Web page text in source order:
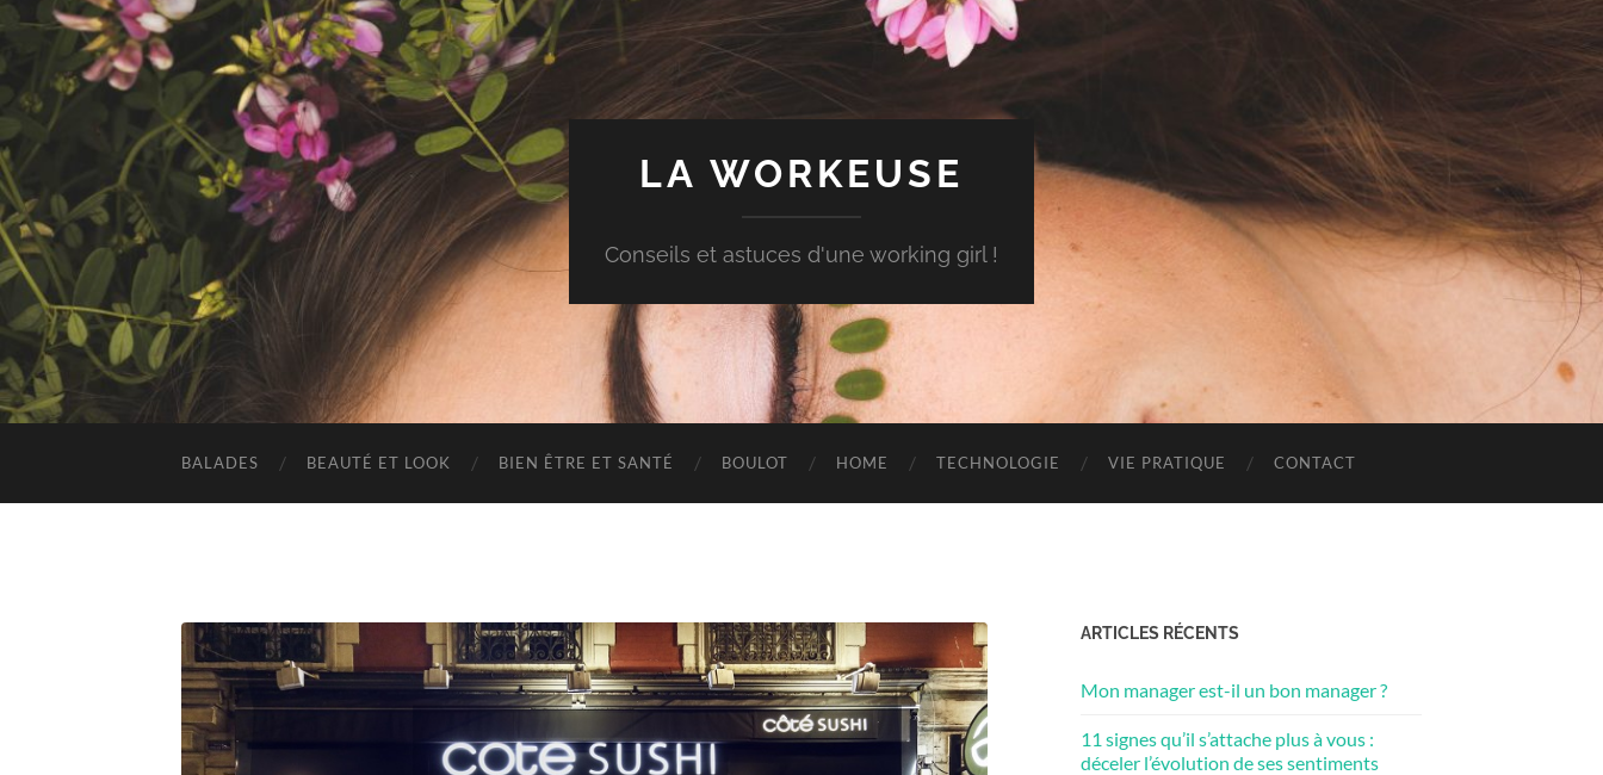
LA WORKEUSE
Conseils et astuces d'une working girl !
BALADES BEAUTÉ ET LOOK BIEN ÊTRE ET SANTÉ BOULOT HOME TECHNOLOGIE VIE PRATIQUE CONTACT
ARTICLES RÉCENTS
Mon manager est-il un bon manager ?
11 signes qu’il s’attache plus à vous :
déceler l’évolution de ses sentiments